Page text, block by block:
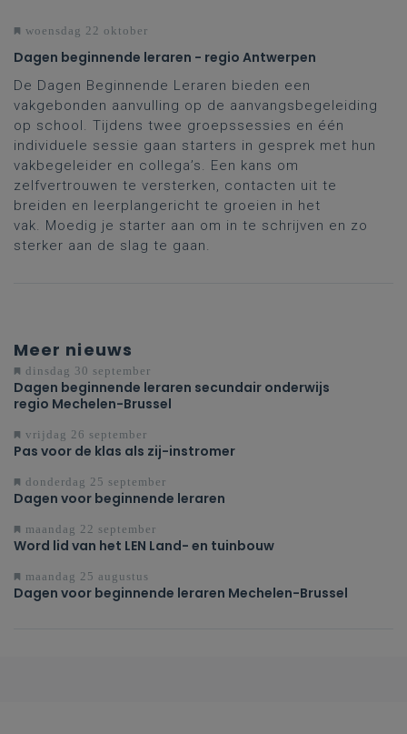
woensdag 22 oktober
Dagen beginnende leraren - regio Antwerpen
De Dagen Beginnende Leraren bieden een
vakgebonden aanvulling op de aanvangsbegeleiding
op school. Tijdens twee groepssessies en één
individuele sessie gaan starters in gesprek met hun
vakbegeleider en collega’s. Een kans om
zelfvertrouwen te versterken, contacten uit te
breiden en leerplangericht te groeien in het
vak. Moedig je starter aan om in te schrijven en zo
sterker aan de slag te gaan.
Meer nieuws
dinsdag 30 september
Dagen beginnende leraren secundair onderwijs
regio Mechelen-Brussel
vrijdag 26 september
Pas voor de klas als zij-instromer
donderdag 25 september
Dagen voor beginnende leraren
maandag 22 september
Word lid van het LEN Land- en tuinbouw
maandag 25 augustus
Dagen voor beginnende leraren Mechelen-Brussel